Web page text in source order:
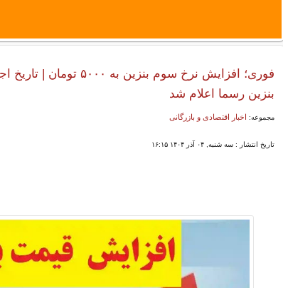
فوری؛ افزایش نرخ سوم بنزین به
بنزین رسما اعلام شد
مجموعه: اخبار اقتصادی و بازرگانی
تاریخ انتشار : سه شنبه, ۰۴ آذر ۱۴۰۴ ۱۶:۱۵